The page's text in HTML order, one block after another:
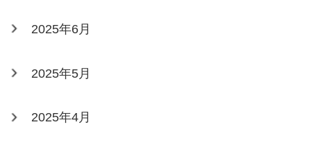
2025年6月
2025年5月
2025年4月